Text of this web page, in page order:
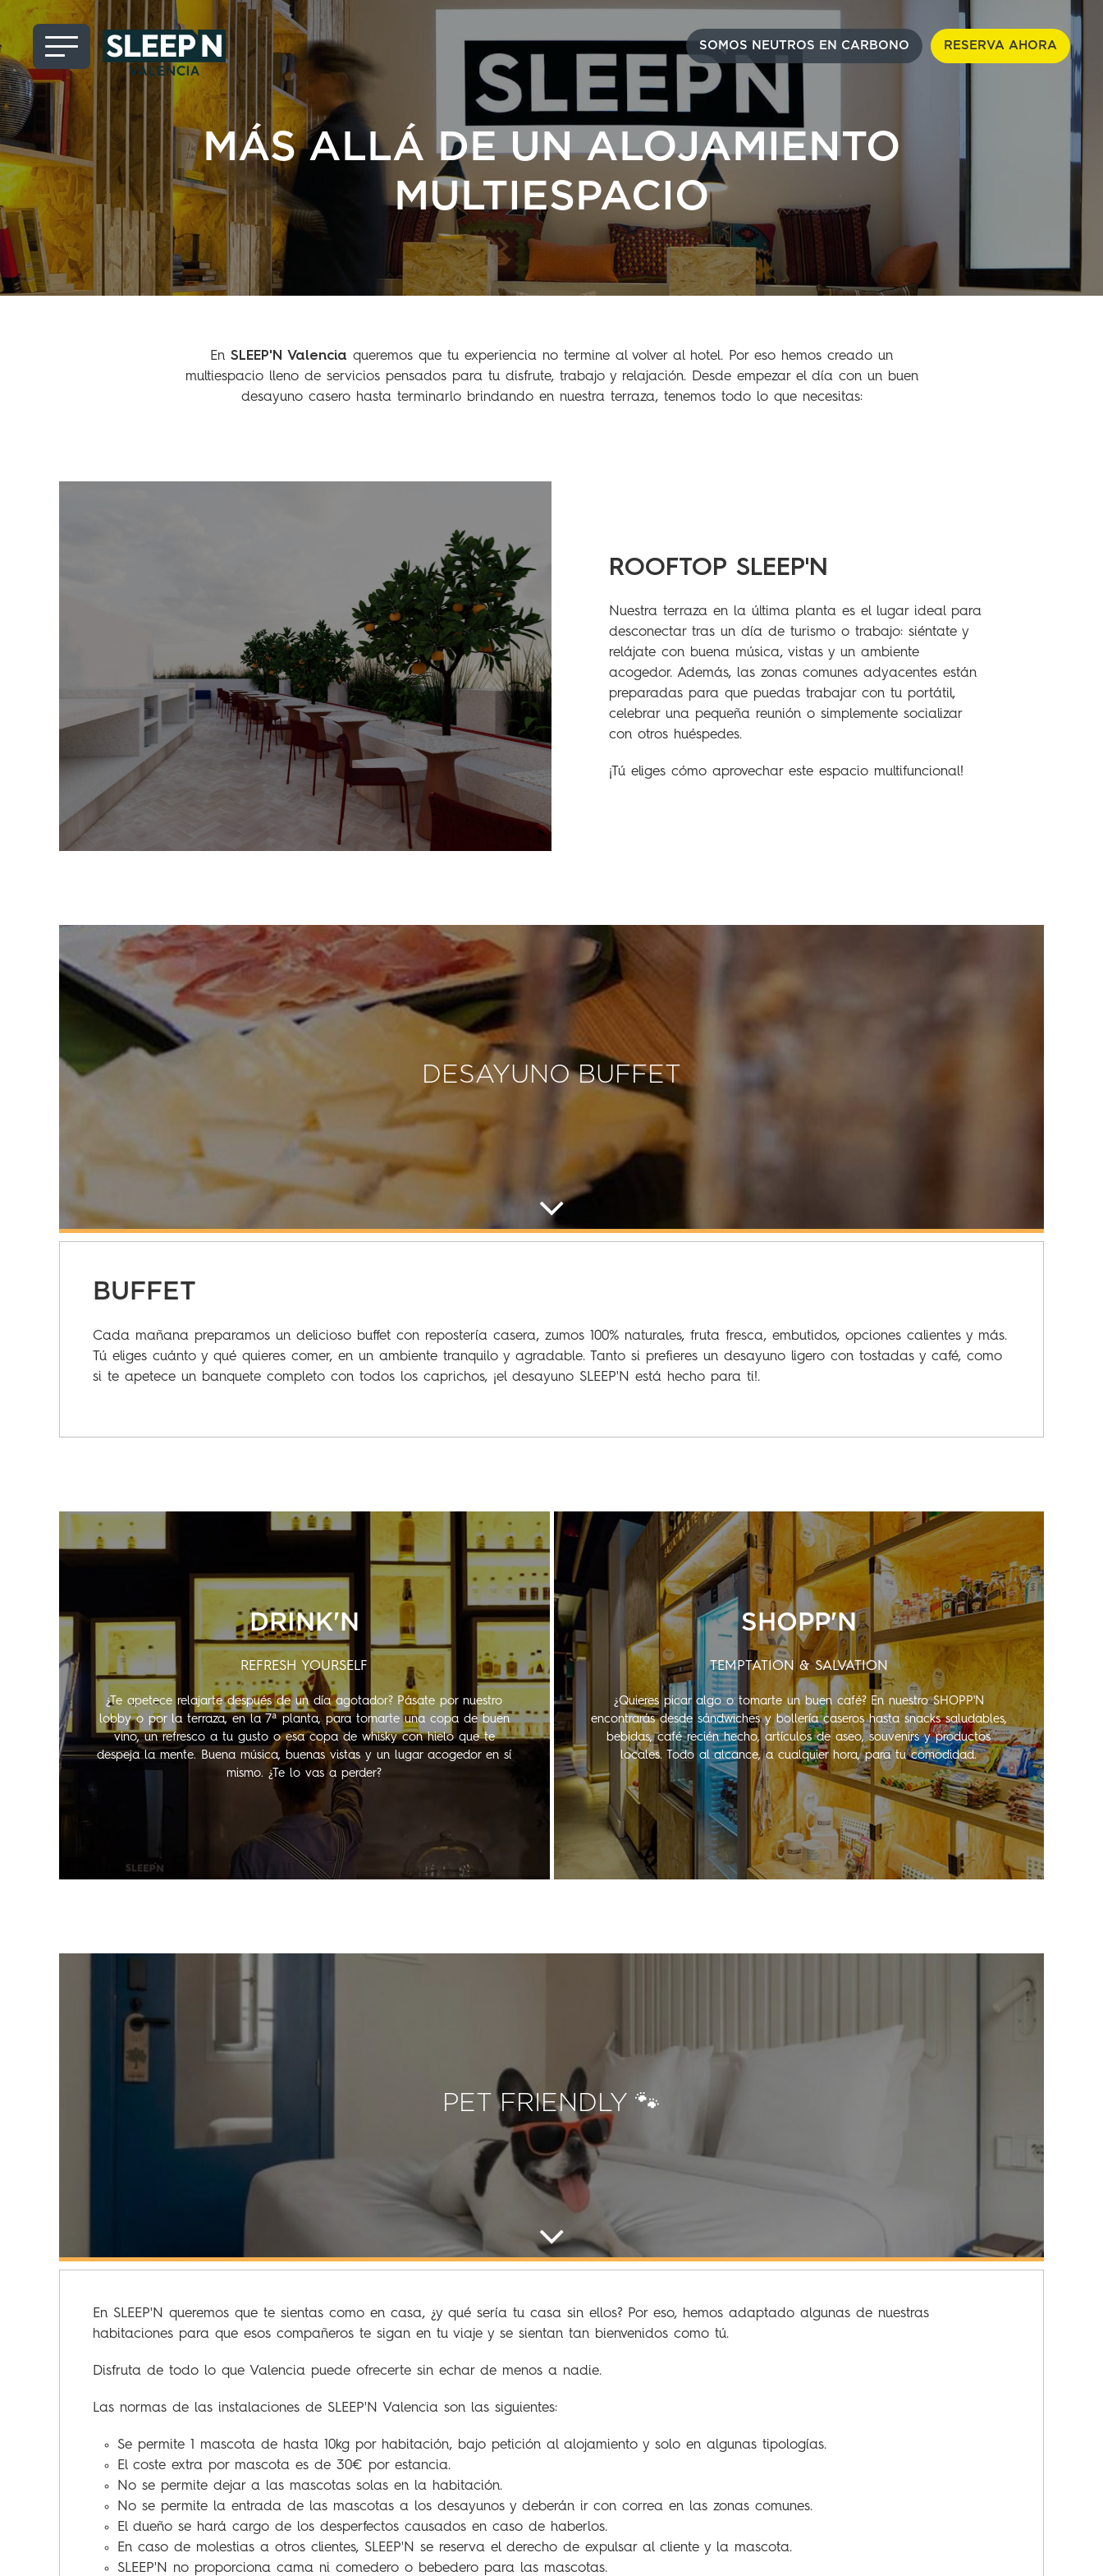
MÁS ALLÁ DE UN ALOJAMIENTO
MULTIESPACIO
SOMOS NEUTROS EN CARBONO RESERVA AHORA
En SLEEP'N Valencia queremos que tu experiencia no termine al volver al hotel. Por eso hemos creado un
multiespacio lleno de servicios pensados para tu disfrute, trabajo y relajación. Desde empezar el día con un buen
desayuno casero hasta terminarlo brindando en nuestra terraza, tenemos todo lo que necesitas:
ROOFTOP SLEEP'N
Nuestra terraza en la última planta es el lugar ideal para
desconectar tras un día de turismo o trabajo: siéntate y
relájate con buena música, vistas y un ambiente
acogedor. Además, las zonas comunes adyacentes están
preparadas para que puedas trabajar con tu portátil,
celebrar una pequeña reunión o simplemente socializar
con otros huéspedes.
¡Tú eliges cómo aprovechar este espacio multifuncional!
DESAYUNO BUFFET
BUFFET
Cada mañana preparamos un delicioso buffet con repostería casera, zumos 100% naturales, fruta fresca, embutidos, opciones calientes y más.
Tú eliges cuánto y qué quieres comer, en un ambiente tranquilo y agradable. Tanto si prefieres un desayuno ligero con tostadas y café, como
si te apetece un banquete completo con todos los caprichos, ¡el desayuno SLEEP'N está hecho para ti!.
DRINK'N
REFRESH YOURSELF
¿Te apetece relajarte después de un día agotador? Pásate por nuestro
lobby o por la terraza, en la 7ª planta, para tomarte una copa de buen
vino, un refresco a tu gusto o esa copa de whisky con hielo que te
despeja la mente. Buena música, buenas vistas y un lugar acogedor en sí
mismo. ¿Te lo vas a perder?
SHOPP'N
TEMPTATION & SALVATION
¿Quieres picar algo o tomarte un buen café? En nuestro SHOPP'N
encontrarás desde sándwiches y bollería caseros hasta snacks saludables,
bebidas, café recién hecho, artículos de aseo, souvenirs y productos
locales. Todo al alcance, a cualquier hora, para tu comodidad.
PET FRIENDLY 🐾
En SLEEP'N queremos que te sientas como en casa, ¿y qué sería tu casa sin ellos? Por eso, hemos adaptado algunas de nuestras
habitaciones para que esos compañeros te sigan en tu viaje y se sientan tan bienvenidos como tú.
Disfruta de todo lo que Valencia puede ofrecerte sin echar de menos a nadie.
Las normas de las instalaciones de SLEEP'N Valencia son las siguientes:
Se permite 1 mascota de hasta 10kg por habitación, bajo petición al alojamiento y solo en algunas tipologías.
El coste extra por mascota es de 30€ por estancia.
No se permite dejar a las mascotas solas en la habitación.
No se permite la entrada de las mascotas a los desayunos y deberán ir con correa en las zonas comunes.
El dueño se hará cargo de los desperfectos causados en caso de haberlos.
En caso de molestias a otros clientes, SLEEP'N se reserva el derecho de expulsar al cliente y la mascota.
SLEEP'N no proporciona cama ni comedero o bebedero para las mascotas.